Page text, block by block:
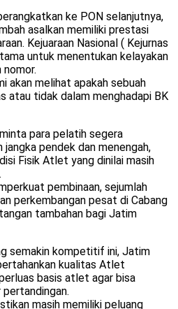
ke PON selanjutnya,
asalkan memiliki prestasi
Kejuaraan Nasional ( Kejurnas
untuk menentukan kelayakan
nomor.
akan melihat apakah sebuah
atau tidak dalam menghadapi BK
para pelatih segera
pendek dan menengah,
Fisik Atlet yang dinilai masih
pembinaan, sejumlah
perkembangan pesat di Cabang
tambahan bagi Jatim
semakin kompetitif ini, Jatim
kualitas Atlet
basis atlet agar bisa
masih memiliki peluang